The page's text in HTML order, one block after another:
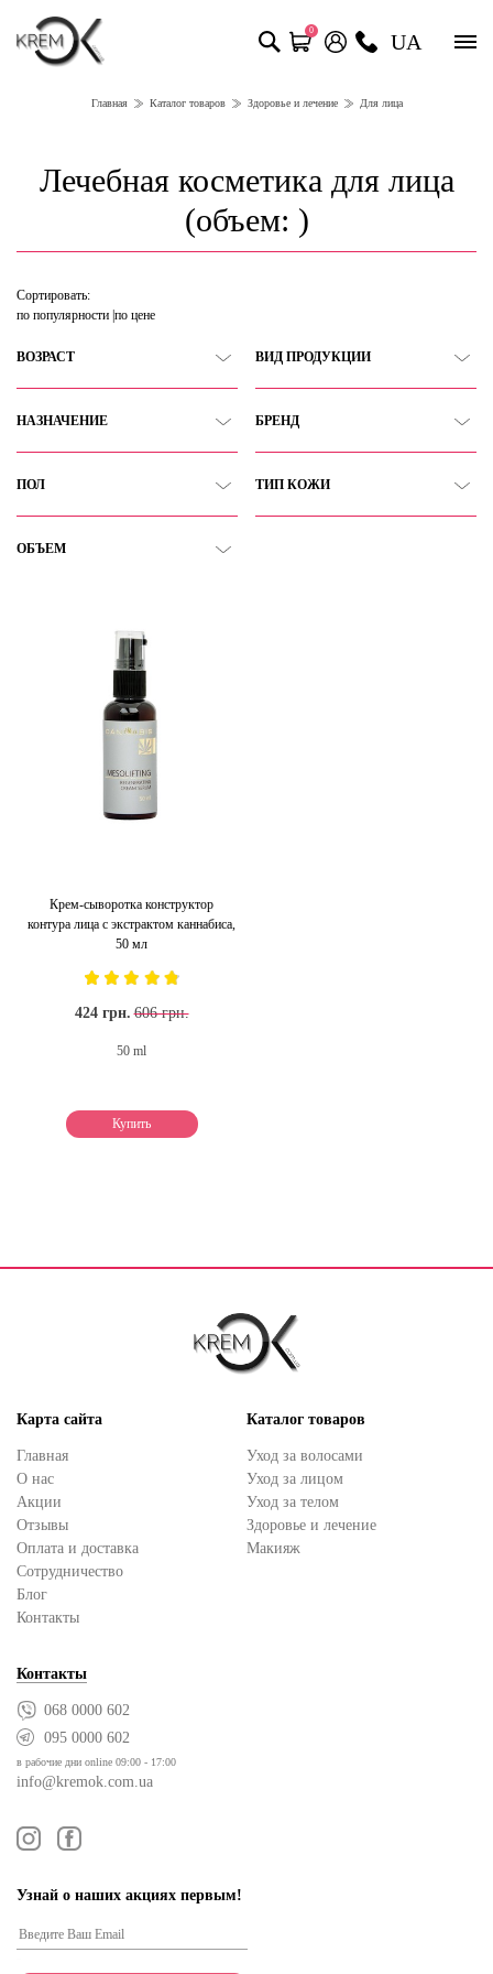
0 UA
Главная Каталог товаров Здоровье и лечение Для лица
Лечебная косметика для лица
(объем: )
Сортировать:
по популярности по цене
ВОЗРАСТ ВИД ПРОДУКЦИИ
НАЗНАЧЕНИЕ БРЕНД
ПОЛ ТИП КОЖИ
ОБЪЕМ
Крем-сыворотка конструктор
контура лица с экстрактом каннабиса,
50 мл
424 грн. 606 грн.
50 ml
Купить
Карта сайта
Главная
О нас
Акции
Отзывы
Оплата и доставка
Сотрудничество
Блог
Контакты
Каталог товаров
Уход за волосами
Уход за лицом
Уход за телом
Здоровье и лечение
Макияж
Контакты
068 0000 602
095 0000 602
в рабочие дни online 09:00 - 17:00
info@kremok.com.ua
Узнай о наших акциях первым!